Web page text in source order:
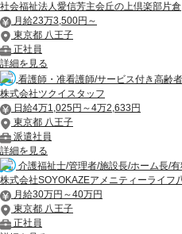
社会福祉法人愛信芳主会丘の上倶楽部片倉
月給23万3,500円～
東京都 八王子
正社員
詳細を見る
看護師・准看護師/サービス付き高齢
株式会社ツクイスタッフ
日給4万1,025円～4万2,633円
東京都 八王子
派遣社員
詳細を見る
介護福祉士/管理者/施設長/ホーム長/
株式会社SOYOKAZEアメニティーライフ
月給30万円～40万円
東京都 八王子
正社員